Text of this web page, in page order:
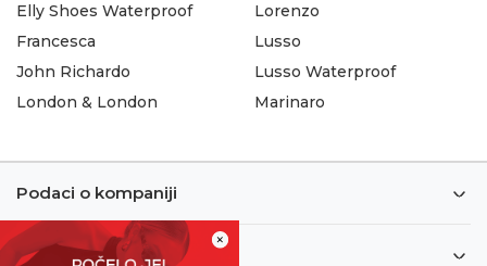
×
Elly Shoes Waterproof
Francesca
John Richardo
London & London
Lorenzo
Lusso
Lusso Waterproof
Marinaro
Podaci o kompaniji
Informacije